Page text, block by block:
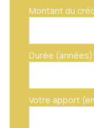
Montant du
Durée
Votre apport